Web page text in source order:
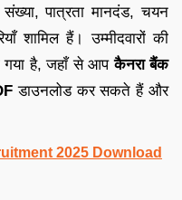
पात्रता मानदंड, चयन
शामिल हैं। उम्मीदवारों की
गया है, जहाँ से आपकैनरा बैंक
डाउनलोड कर सकते हैं और
2025 Download